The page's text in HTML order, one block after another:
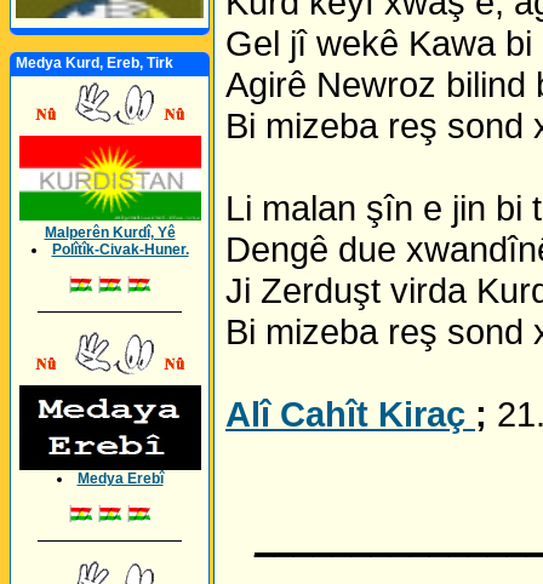
Medya Kurd, Ereb, Tirk
Malperên Kurdî, Yê
Polîtîk-Civak-Huner.
Medya Erebî
Gel jî wekê Kawa
Agirê Newroz bilind
Bi mizeba reş sond
Li malan şîn e jin bi
Dengê due
Ji Zerduşt virda
Bi mizeba reş sond
Alî Cahît Kiraç ;